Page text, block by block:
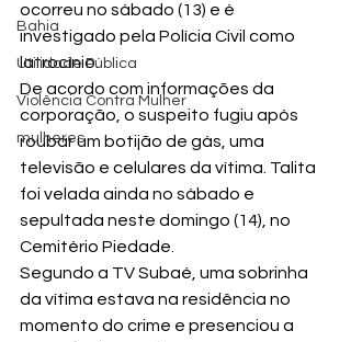
Bahia
Utilidade Pública
Violência Contra Mulher
mulheres
ocorreu no sábado (13) e é
investigado pela Polícia Civil como
latrocínio.
De acordo com informações da
corporação, o suspeito fugiu após
roubar um botijão de gás, uma
televisão e celulares da vítima. Talita
foi velada ainda no sábado e
sepultada neste domingo (14), no
Cemitério Piedade.
Segundo a TV Subaé, uma sobrinha
da vítima estava na residência no
momento do crime e presenciou a